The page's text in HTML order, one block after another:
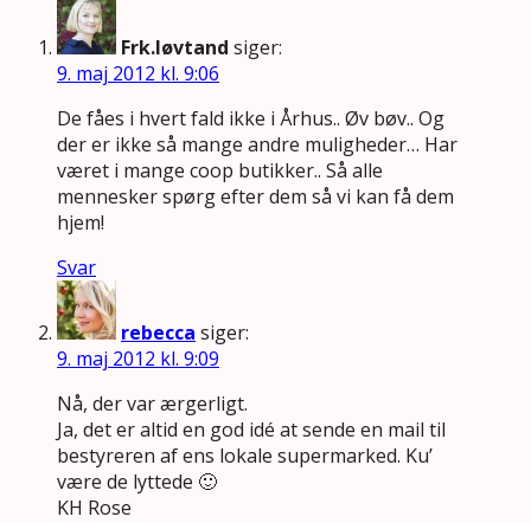
Frk.løvtand siger:
9. maj 2012 kl. 9:06
De fåes i hvert fald ikke i Århus.. Øv bøv.. Og
der er ikke så mange andre muligheder… Har
været i mange coop butikker.. Så alle
mennesker spørg efter dem så vi kan få dem
hjem!
Svar
rebecca siger:
9. maj 2012 kl. 9:09
Nå, der var ærgerligt.
Ja, det er altid en god idé at sende en mail til
bestyreren af ens lokale supermarked. Ku’
være de lyttede 🙂
KH Rose